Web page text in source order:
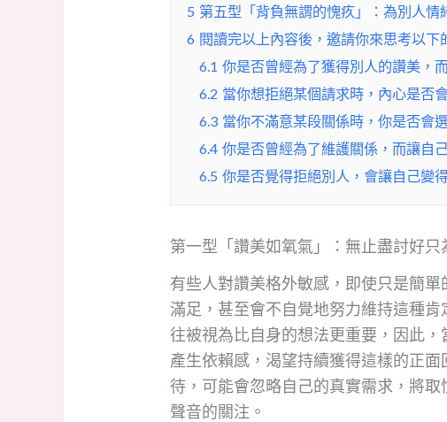
5 第五型「背負無謂的愧疚」：為別人情
6 閱讀完以上內容後，邀請你來思考以下
6.1 你是否曾經為了獲得別人的讚美，
6.2 當你想拒絕某個請求時，內心是否
6.3 當你不滿意某段關係時，你是否會
6.4 你是否曾經為了維護關係，而讓自
6.5 你是否覺得拒絕別人，會讓自己變
第一型「讚美如氧氣」：無止盡討好只
有些人對讚美格外敏感，即使只是簡
滿足，甚至會不自覺地努力維持這種
往被視為比自身的想法更重要，因此
產生依賴感，渴望持續獲得這樣的正
待，可能會忽略自己的真實需求，將
聲音的關注。